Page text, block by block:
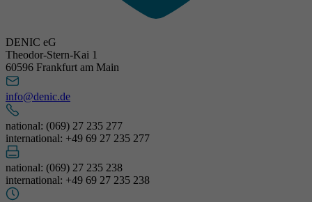
DENIC eG
Theodor-Stern-Kai 1
60596 Frankfurt am Main
info@denic.de
national: (069) 27 235 277
international: +49 69 27 235 277
national: (069) 27 235 238
international: +49 69 27 235 238